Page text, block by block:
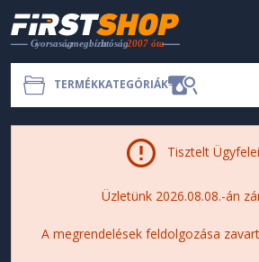
TERMÉKKATEGÓRIÁK
Tisztelt
Üzletünk 2026.08.08.-án
A megrendelések feldolgozása